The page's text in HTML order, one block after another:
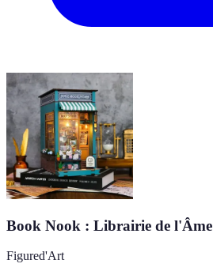
Book Nook : Librairie de l'Âme
Figured'Art